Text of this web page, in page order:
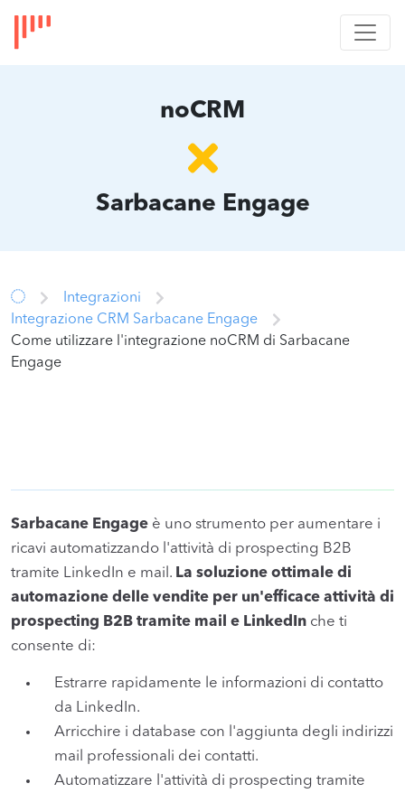
noCRM
Sarbacane Engage
Integrazioni
Integrazione CRM Sarbacane Engage
Come utilizzare l'integrazione noCRM di Sarbacane
Engage
Sarbacane Engage è uno strumento per aumentare i
ricavi automatizzando l'attività di prospecting B2B
tramite LinkedIn e mail. La soluzione ottimale di
automazione delle vendite per un'efficace attività di
prospecting B2B tramite mail e LinkedIn che ti
consente di:
Estrarre rapidamente le informazioni di contatto
da LinkedIn.
Arricchire i database con l'aggiunta degli indirizzi
mail professionali dei contatti.
Automatizzare l'attività di prospecting tramite